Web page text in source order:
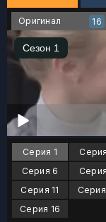
Оригинал 16
Серия 1
Серия 6
Серия 11
Серия
Серия 16